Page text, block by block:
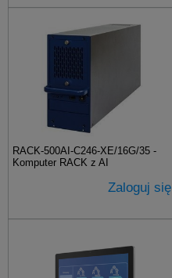
RACK-500AI-C246-XE/16G/35 -
Komputer RACK z AI
Zaloguj się